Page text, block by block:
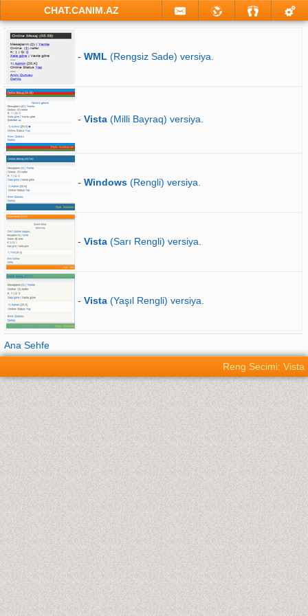
CHAT.CANIM.AZ
- WML (Rengsiz Sade) versiya.
- Vista (Milli Bayraq) versiya.
- Windows (Rengli) versiya.
- Vista (Sarı Rengli) versiya.
- Vista (Yaşıl Rengli) versiya.
Ana Sehfe
Reng Secimi: Vista